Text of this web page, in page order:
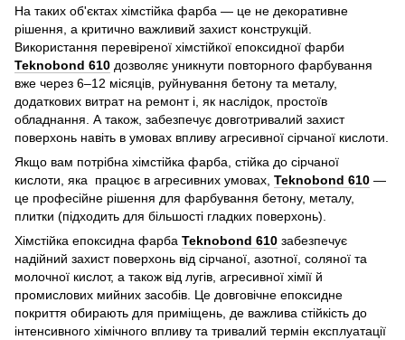
На таких об'єктах хімстійка фарба — це не декоративне
рішення, а критично важливий захист конструкцій.
Використання перевіреної хімстійкої епоксидної фарби
Teknobond 610 дозволяє уникнути повторного фарбування
вже через 6–12 місяців, руйнування бетону та металу,
додаткових витрат на ремонт і, як наслідок, простоїв
обладнання. А також, забезпечує довготривалий захист
поверхонь навіть в умовах впливу агресивної сірчаної кислоти.
Якщо вам потрібна хімстійка фарба, стійка до сірчаної
кислоти, яка працює в агресивних умовах, Teknobond 610 —
це професійне рішення для фарбування бетону, металу,
плитки (підходить для більшості гладких поверхонь).
Хімстійка епоксидна фарба Teknobond 610 забезпечує
надійний захист поверхонь від сірчаної, азотної, соляної та
молочної кислот, а також від лугів, агресивної хімії й
промислових мийних засобів. Це довговічне епоксидне
покриття обирають для приміщень, де важлива стійкість до
інтенсивного хімічного впливу та тривалий термін експлуатації